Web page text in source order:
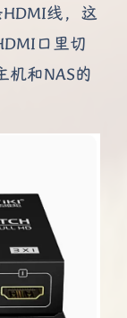
线，这
口里切
机和NAS的